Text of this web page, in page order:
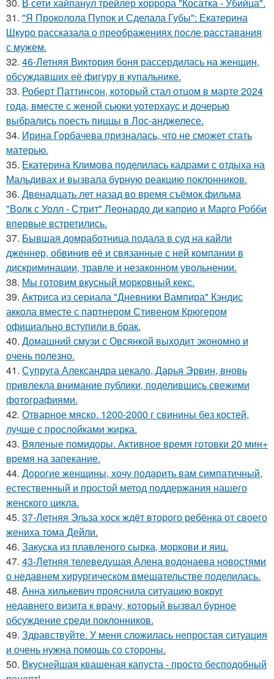
31. "Я Проколола Пупок и Сделала Губы": Екатерина
Шкуро рассказала о преображениях после расставания
с мужем.
32. 46-Летняя Виктория боня рассердилась на женщин,
обсуждавших её фигуру в купальнике.
33. Роберт Паттинсон, который стал отцом в марте 2024
года, вместе с женой сьюки уотерхаус и дочерью
выбрались поесть пиццы в Лос-анджелесе.
34. Ирина Горбачева призналась, что не сможет стать
матерью.
35. Екатерина Климова поделилась кадрами с отдыха на
Мальдивах и вызвала бурную реакцию поклонников.
36. Двенадцать лет назад во время съёмок фильма
"Волк с Уолл - Стрит" Леонардо ди каприо и Марго Робби
впервые встретились.
37. Бывшая домработница подала в суд на кайли
дженнер, обвинив её и связанные с ней компании в
дискриминации, травле и незаконном увольнении.
38. Мы готовим вкусный морковный кекс.
39. Актриса из сериала "Дневники Вампира" Кэндис
аккола вместе с партнером Стивеном Крюгером
официально вступили в брак.
40. Домашний смузи с Овсянкой выходит экономно и
очень полезно.
41. Супруга Александра цекало, Дарья Эрвин, вновь
привлекла внимание публики, поделившись свежими
фотографиями.
42. Отварное мяско. 1200-2000 г свинины без костей,
лучше с прослойками жирка.
43. Вяленые помидоры. Активное время готовки 20 мин+
время на запекание.
44. Дорогие женщины, хочу подарить вам симпатичный,
естественный и простой метод поддержания нашего
женского цикла.
45. 37-Летняя Эльза хоск ждёт второго ребёнка от своего
жениха тома Дейли.
46. Закуска из плавленого сырка, моркови и яиц.
47. 43-Летняя телеведущая Алена водонаева новостями
о недавнем хирургическом вмешательстве поделилась.
48. Анна хилькевич прояснила ситуацию вокруг
недавнего визита к врачу, который вызвал бурное
обсуждение среди поклонников.
49. Здравствуйте. У меня сложилась непростая ситуация
и очень нужна помощь со стороны.
50. Вкуснейшая квашеная капуста - просто бесподобный